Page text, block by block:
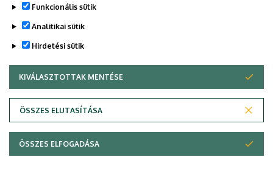
Adatvédelem
Szerzői jog © 2026 Unideb
Funkcionális sütik
Analitikai sütik
Hirdetési sütik
KIVÁLASZTOTTAK MENTÉSE
ÖSSZES ELUTASÍTÁSA
WITHDRAW CONSENT
ÖSSZES ELFOGADÁSA